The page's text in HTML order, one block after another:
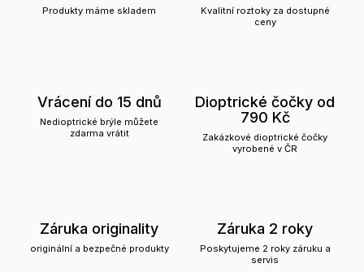
Produkty máme skladem
Kvalitní roztoky za dostupné
ceny
Vrácení do 15 dnů
Nedioptrické brýle můžete
zdarma vrátit
Dioptrické čočky od
790 Kč
Zakázkové dioptrické čočky
vyrobené v ČR
Záruka originality
originální a bezpečné produkty
Záruka 2 roky
Poskytujeme 2 roky záruku a
servis